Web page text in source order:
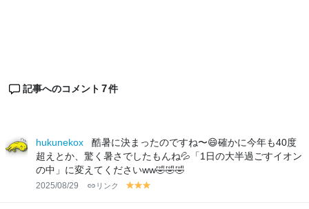
記事へのコメント 7件
hukunekox
酷暑に決まったのですね〜😄確かに今年も40度
超えとか、驚く暑さでしたもんね💦「1日の大半過ごすイオン
の中」に変えてくださいww🤣🤣🤣
2025/08/29 リンク
y y